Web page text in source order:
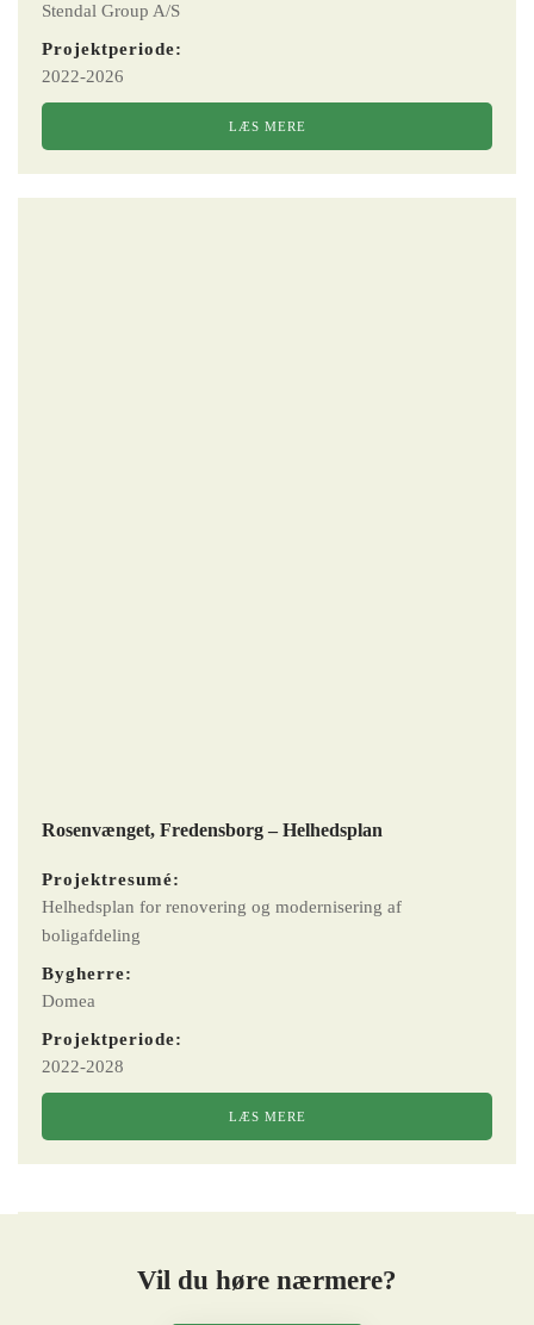
Stendal Group A/S
Projektperiode:
2022-2026
LÆS MERE
Rosenvænget, Fredensborg – Helhedsplan
Projektresumé:
Helhedsplan for renovering og modernisering af
boligafdeling
Bygherre:
Domea
Projektperiode:
2022-2028
LÆS MERE
Vil du høre nærmere?